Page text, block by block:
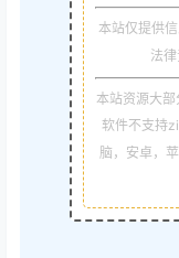
本站仅提供
法
本站资源大
软件不支持
脑，安卓，